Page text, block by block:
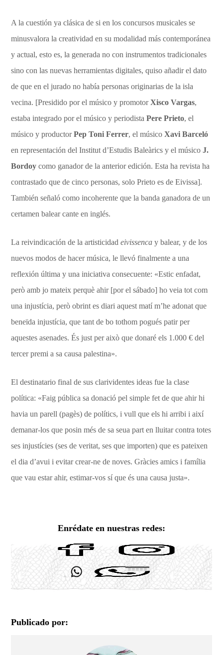
A la cuestión ya clásica de si en los concursos musicales se
minusvalora la creatividad en su modalidad más contemporánea
y actual, esto es, la generada no con instrumentos tradicionales
sino con las nuevas herramientas digitales, quiso añadir el dato
de que en el jurado no había personas originarias de la isla
vecina. [Presidido por el músico y promotorXisco Vargas,
estaba integrado por el músico y periodistaPere Prieto, el
músico y productorPep Toni Ferrer, el músicoXavi Barceló
en representación del Institut d’Estudis Baleàrics y el músicoJ.
Bordoycomo ganador de la anterior edición. Esta ha revista ha
contrastado que de cinco personas, solo Prieto es de Eivissa].
También señaló como incoherente que la banda ganadora de un
certamen balear cante en inglés.
La reivindicación de la artisticidadeivissenca y balear, y de los
nuevos modos de hacer música, le llevó finalmente a una
reflexión última y una iniciativa consecuente: «Estic enfadat,
però amb jo mateix perquè ahir [por el sábado] ho veia tot com
una injustícia, però obrint es diari aquest matí m’he adonat que
beneïda injustícia, que tant de bo tothom pogués patir per
aquestes asenades. És just per això que donaré els 1.000 € del
tercer premi a sa causa palestina».
El destinatario final de sus clarividentes ideas fue la clase
política: «Faig pública sa donació pel simple fet de que ahir hi
havia un parell (pagès) de polítics, i vull que els hi arribi i així
demanar-los que posin més de sa seua part en lluitar contra totes
ses injustícies (ses de veritat, ses que importen) que es pateixen
el dia d’avui i evitar crear-ne de noves. Gràcies amics i família
que vau estar ahir, estimar-vos sí que és una causa justa».
Enrédate en nuestras redes:
Publicado por: